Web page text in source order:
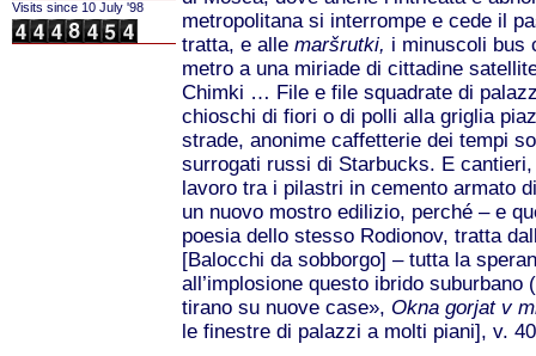
Visits since 10 July '98
metropolitana si interrompe e cede il
tratta, e alle maršrutki, i minuscoli bus
metro a una miriade di cittadine
Chimki … File e file squadrate di
chioschi di fiori o di polli alla griglia
strade, anonime caffetterie dei tempi
surrogati russi di Starbucks. E
lavoro tra i pilastri in cemento armato
un nuovo mostro edilizio, perché – e
poesia dello stesso Rodionov, tratta
[Balocchi da sobborgo] – tutta la
all’implosione questo ibrido
tirano su nuove case», Okna gorjat v
le finestre di palazzi a molti piani], v.